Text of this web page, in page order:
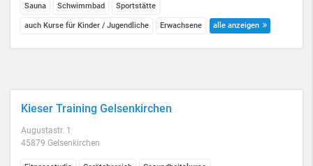
Sauna Schwimmbad Sportstätte
auch Kurse für Kinder / Jugendliche Erwachsene alle anzeigen
Kieser Training Gelsenkirchen
Augustastr. 1
45879 Gelsenkirchen